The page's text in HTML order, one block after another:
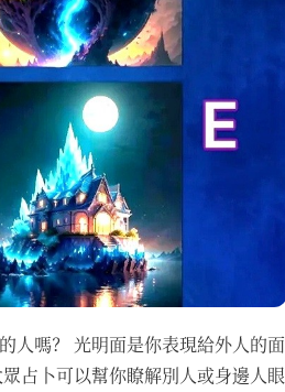
人嗎？ 光明面是你表現給外人的面
占卜可以幫你瞭解別人或身邊人眼